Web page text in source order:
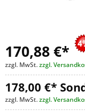
170,88 €*
zzgl. MwSt.zzgl.
178,00 €*
zzgl. MwSt.zzgl.